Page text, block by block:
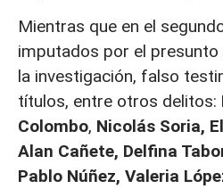
Mientras que en el
imputados por el
la investigación, falso
títulos, entre otros delitos:
Colombo, Nicolás Soria,
Alan Cañete, Delfina
Pablo Núñez, Valeria